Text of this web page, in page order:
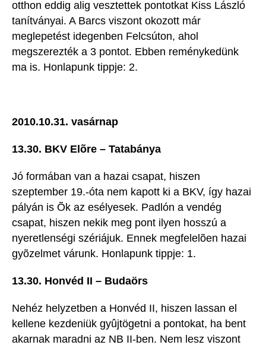
otthon eddig alig vesztettek pontotkat Kiss László
tanítványai. A Barcs viszont okozott már
meglepetést idegenben Felcsúton, ahol
megszerezték a 3 pontot. Ebben reménykedünk
ma is. Honlapunk tippje: 2.
2010.10.31. vasárnap
13.30. BKV Elõre – Tatabánya
Jó formában van a hazai csapat, hiszen
szeptember 19.-óta nem kapott ki a BKV, így hazai
pályán is Õk az esélyesek. Padlón a vendég
csapat, hiszen nekik meg pont ilyen hosszú a
nyeretlenségi szériájuk. Ennek megfelelõen hazai
gyõzelmet várunk. Honlapunk tippje: 1.
13.30. Honvéd II – Budaörs
Nehéz helyzetben a Honvéd II, hiszen lassan el
kellene kezdeniük gyûjtögetni a pontokat, ha bent
akarnak maradni az NB II-ben. Nem lesz viszont